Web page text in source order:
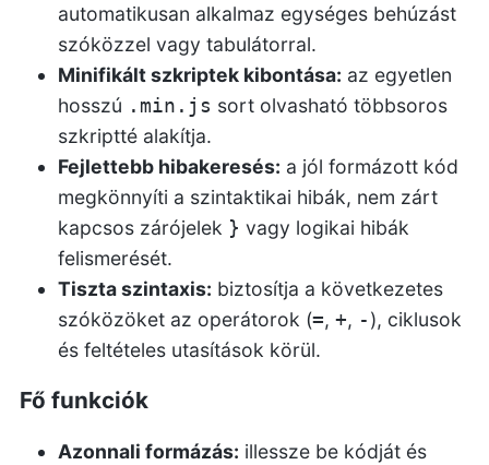
automatikusan alkalmaz egységes behúzást
szóközzel vagy tabulátorral.
Minifikált szkriptek kibontása: az egyetlen
hosszú .min.js sort olvasható többsoros
szkriptté alakítja.
Fejlettebb hibakeresés: a jól formázott kód
megkönnyíti a szintaktikai hibák, nem zárt
kapcsos zárójelek } vagy logikai hibák
felismerését.
Tiszta szintaxis: biztosítja a következetes
szóközöket az operátorok (=, +, - ), ciklusok
és feltételes utasítások körül.
Fő funkciók
Azonnali formázás: illessze be kódját és